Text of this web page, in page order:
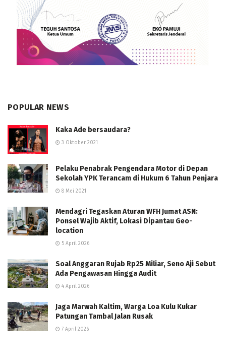
POPULAR NEWS
Kaka Ade bersaudara?
3 Oktober 2021
Pelaku Penabrak Pengendara Motor di Depan
Sekolah YPK Terancam di Hukum 6 Tahun Penjara
8 Mei 2021
Mendagri Tegaskan Aturan WFH Jumat ASN:
Ponsel Wajib Aktif, Lokasi Dipantau Geo-
location
5 April 2026
Soal Anggaran Rujab Rp25 Miliar, Seno Aji Sebut
Ada Pengawasan Hingga Audit
4 April 2026
Jaga Marwah Kaltim, Warga Loa Kulu Kukar
Patungan Tambal Jalan Rusak
7 April 2026